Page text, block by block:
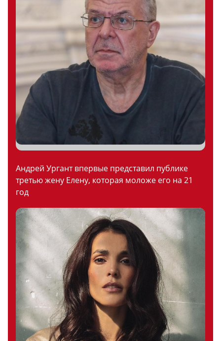
Андрей Ургант впервые представил публике
третью жену Елену, которая моложе его на 21
год